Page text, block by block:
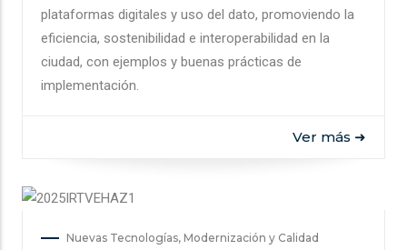
plataformas digitales y uso del dato, promoviendo la
eficiencia, sostenibilidad e interoperabilidad en la
ciudad, con ejemplos y buenas prácticas de
implementación.
Ver más ➜
Nuevas Tecnologías, Modernización y Calidad